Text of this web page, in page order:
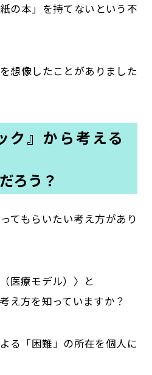
の本」を持てないという不
想像したことがありました
ク』から考える
ろう？
てもらいたい考え方があり
医療モデル）〉と
え方を知っていますか？
る「困難」の所在を個人に